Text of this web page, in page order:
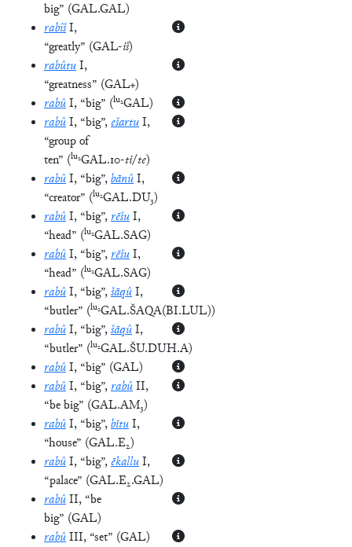
big” (GAL.GAL)
rabîšI,
“greatly” (GAL-iš)
rabûtuI,
“greatness” (GAL+)
rabûI, “big” (lu₂GAL)
rabûI, “big”,ešartuI,
“group of
ten” (lu₂GAL.10-ti/te)
rabûI, “big”,bānûI,
“creator” (lu₂GAL.DU₃)
rabûI, “big”,rēšuI,
“head” (lu₂GAL.SAG)
rabûI, “big”,rēšuI,
“head” (lu₂GAL.SAG)
rabûI, “big”,šāqûI,
“butler” (lu₂GAL.ŠAQA(BI.LUL))
rabûI, “big”,šāqûI,
“butler” (lu₂GAL.ŠU.DUH.A)
rabûI, “big” (GAL)
rabûI, “big”,rabûII,
“be big” (GAL.AM₃)
rabûI, “big”,bītuI,
“house” (GAL.E₂)
rabûI, “big”,ēkalluI,
“palace” (GAL.E₂.GAL)
rabûII, “be
big” (GAL)
rabûIII, “set” (GAL)